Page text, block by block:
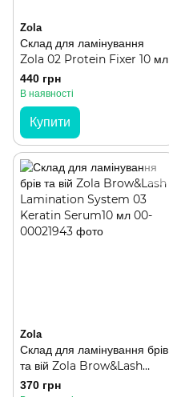
Zola
Склад для ламінування
Zola 02 Protein Fixer 10 мл
440 грн
В наявності
Купити
Zola
Склад для ламінування брів
та вій Zola Brow&Lash
Lamination System 03
370 грн